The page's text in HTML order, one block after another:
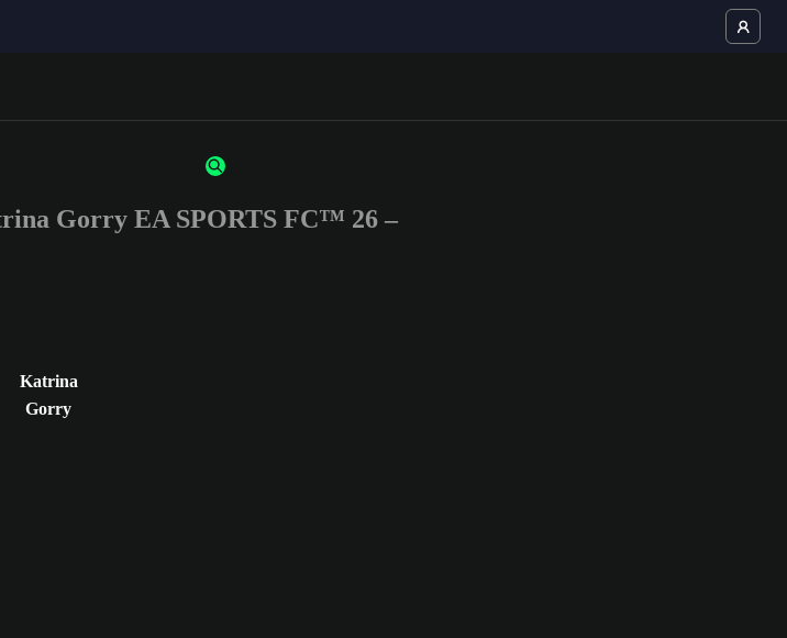
of 3 characters or numbers
Gorry EA SPORTS FC™ 26 –
Katrina
Gorry